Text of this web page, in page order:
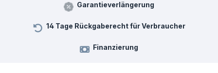
Garantieverlängerung
14 Tage Rückgaberecht für Verbraucher
Finanzierung